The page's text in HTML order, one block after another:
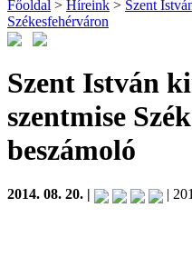
Főoldal > Híreink > Szent
Székesfehérváron
Szent István
szentmise
beszámoló
2014. 08. 20. | |